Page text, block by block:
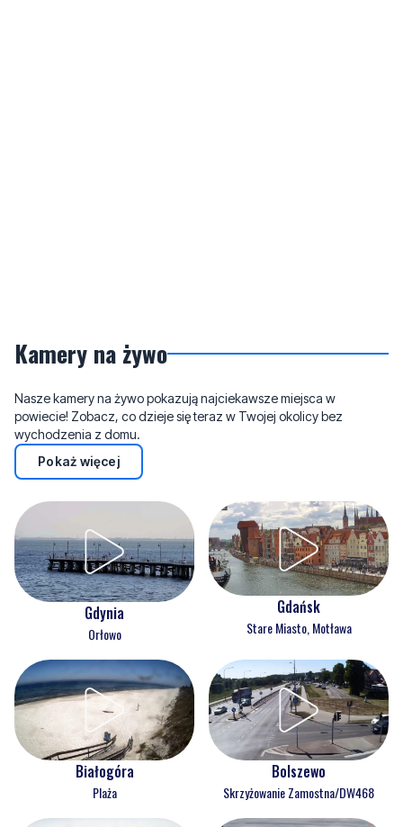
Kamery na żywo
Nasze kamery na żywo pokazują najciekawsze miejsca w
powiecie! Zobacz, co dzieje się teraz w Twojej okolicy bez
wychodzenia z domu.
Pokaż więcej
Gdynia
Orłowo
Gdańsk
Stare Miasto, Motława
Białogóra
Plaża
Bolszewo
Skrzyżowanie Zamostna/DW468